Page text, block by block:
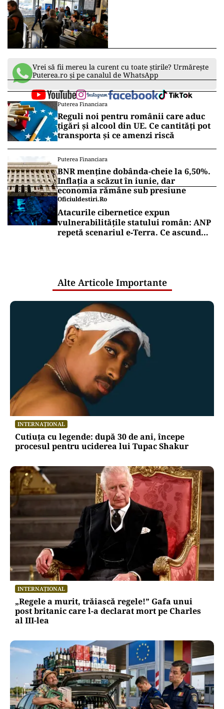
Vrei să fii mereu la curent cu toate știrile? Urmărește
Puterea.ro și pe canalul de WhatsApp
Puterea Financiara
Reguli noi pentru românii care aduc
țigări și alcool din UE. Ce cantități pot
transporta și ce amenzi riscă
Puterea Financiara
BNR menține dobânda-cheie la 6,50%.
Inflația a scăzut în iunie, dar
economia rămâne sub presiune
Oficiuldestiri.ro
Atacurile cibernetice expun
vulnerabilitățile statului român: ANP
repetă scenariul e‑Terra. Ce ascund
Alte Articole Importante
INTERNAȚIONAL
Cutiuța cu legende: după 30 de ani, începe
procesul pentru uciderea lui Tupac Shakur
INTERNAȚIONAL
„Regele a murit, trăiască regele!” Gafa unui
post britanic care l-a declarat mort pe Charles
al III-lea